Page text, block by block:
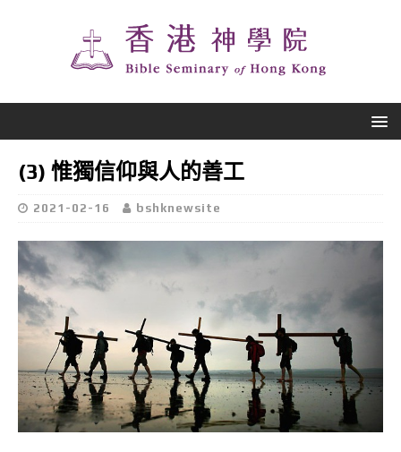
(3) 惟獨信仰與人的善工
2021-02-16 bshknewsite